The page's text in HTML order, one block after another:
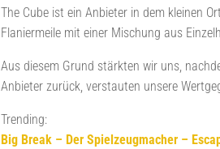
The Cube ist ein Anbieter in dem kleinen
Flaniermeile mit einer Mischung aus
Aus diesem Grund stärkten wir uns,
Anbieter zurück, verstauten unsere
Trending:
Big Break – Der Spielzeugmacher –